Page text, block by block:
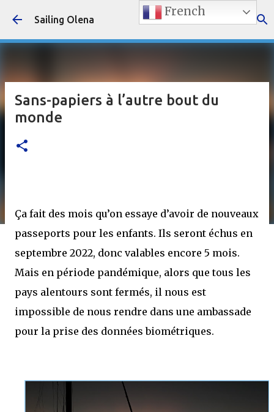
Accéder au contenu principal
Sailing Olena
Sans-papiers à l’autre bout du
monde
Ça fait des mois qu’on essaye d’avoir de nouveaux
passeports pour les enfants. Ils seront échus en
septembre 2022, donc valables encore 5 mois.
Mais en période pandémique, alors que tous les
pays alentours sont fermés, il nous est
impossible de nous rendre dans une ambassade
pour la prise des données biométriques.
French